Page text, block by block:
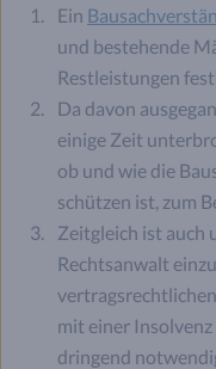
Ein
und bestehende
Restleistungen
Da davon
einige Zeit
ob und wie die
schützen ist, zum
Zeitgleich ist auch
Rechtsanwalt
mit einer
dringend